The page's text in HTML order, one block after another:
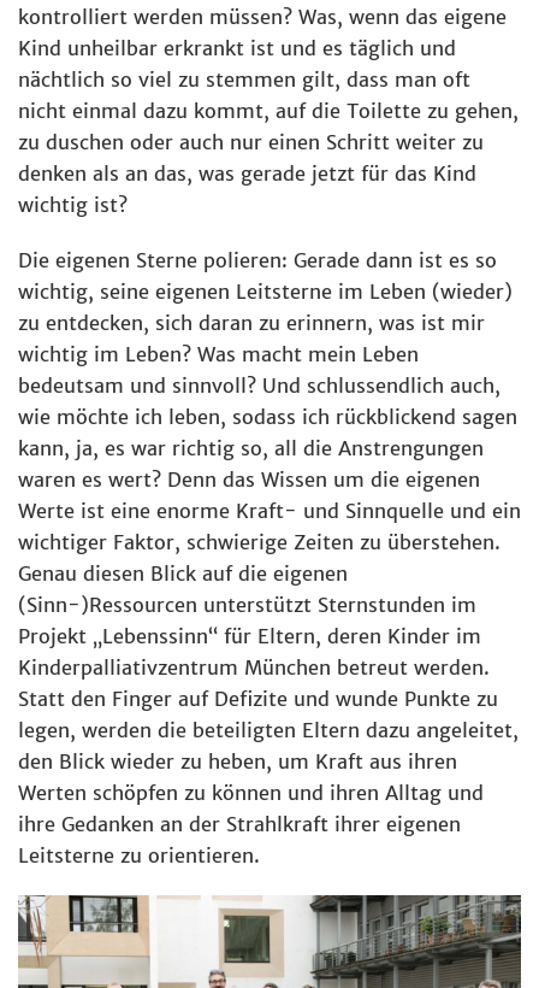
kontrolliert werden müssen? Was, wenn das eigene
Kind unheilbar erkrankt ist und es täglich und
nächtlich so viel zu stemmen gilt, dass man oft
nicht einmal dazu kommt, auf die Toilette zu gehen,
zu duschen oder auch nur einen Schritt weiter zu
denken als an das, was gerade jetzt für das Kind
wichtig ist?
Die eigenen Sterne polieren: Gerade dann ist es so
wichtig, seine eigenen Leitsterne im Leben (wieder)
zu entdecken, sich daran zu erinnern, was ist mir
wichtig im Leben? Was macht mein Leben
bedeutsam und sinnvoll? Und schlussendlich auch,
wie möchte ich leben, sodass ich rückblickend sagen
kann, ja, es war richtig so, all die Anstrengungen
waren es wert? Denn das Wissen um die eigenen
Werte ist eine enorme Kraft- und Sinnquelle und ein
wichtiger Faktor, schwierige Zeiten zu überstehen.
Genau diesen Blick auf die eigenen
(Sinn-)Ressourcen unterstützt Sternstunden im
Projekt „Lebenssinn“ für Eltern, deren Kinder im
Kinderpalliativzentrum München betreut werden.
Statt den Finger auf Defizite und wunde Punkte zu
legen, werden die beteiligten Eltern dazu angeleitet,
den Blick wieder zu heben, um Kraft aus ihren
Werten schöpfen zu können und ihren Alltag und
ihre Gedanken an der Strahlkraft ihrer eigenen
Leitsterne zu orientieren.